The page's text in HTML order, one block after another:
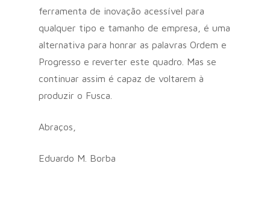
ferramenta de inovação acessível para
qualquer tipo e tamanho de empresa, é uma
alternativa para honrar as palavras Ordem e
Progresso e reverter este quadro. Mas se
continuar assim é capaz de voltarem à
produzir o Fusca.
Abraços,
Eduardo M. Borba